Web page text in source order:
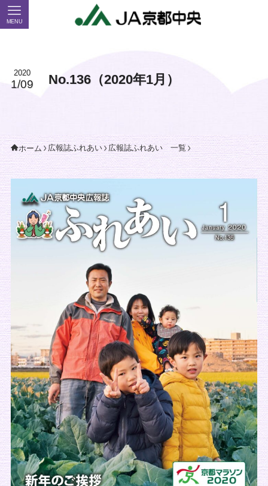
MENU
No.136（2020年1月）
2020
1/09
ホーム 広報誌ふれあい 広報誌ふれあい 一覧